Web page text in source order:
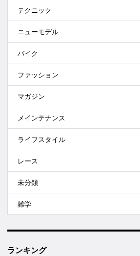
テクニック
ニューモデル
バイク
ファッション
マガジン
メインテナンス
ライフスタイル
レース
未分類
雑学
ランキング